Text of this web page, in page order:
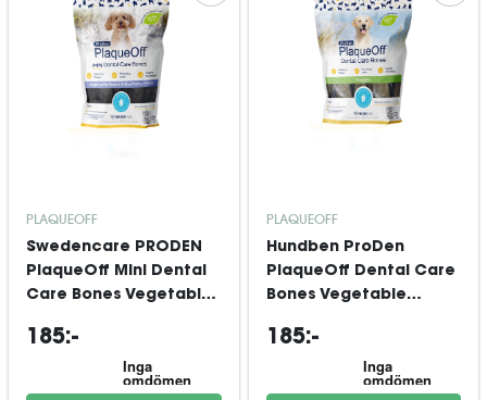
PLAQUEOFF
Swedencare PRODEN
PlaqueOff Mini Dental
Care Bones Vegetable
g
185:-
PLAQUEOFF
Hundben ProDen
PlaqueOff Dental Care
Bones Vegetable
185:-